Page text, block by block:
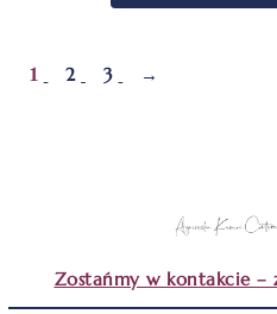
1 2 3 →
Zostańmy w kontakcie –